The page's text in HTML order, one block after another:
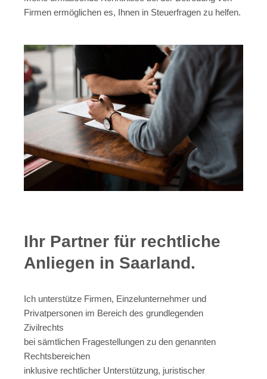
Firmen ermöglichen es, Ihnen in Steuerfragen zu helfen.
Ihr Partner für rechtliche
Anliegen in Saarland.
Ich unterstütze Firmen, Einzelunternehmer und
Privatpersonen im Bereich des grundlegenden
Zivilrechts
bei sämtlichen Fragestellungen zu den genannten
Rechtsbereichen
inklusive rechtlicher Unterstützung, juristischer